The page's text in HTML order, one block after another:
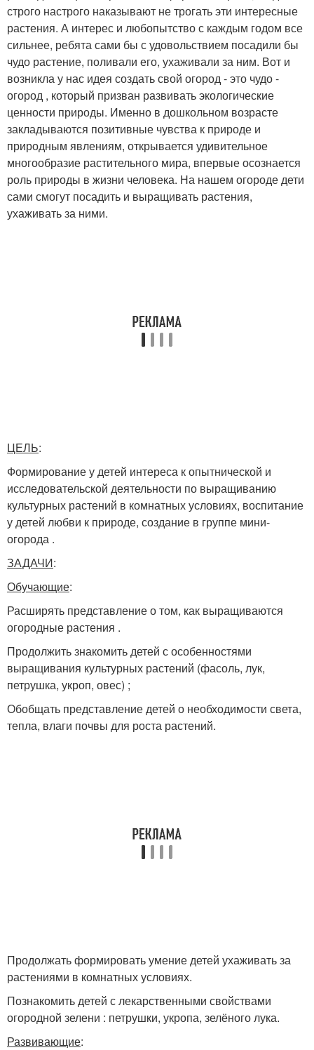
строго настрого наказывают не трогать эти интересные
растения. А интерес и любопытство с каждым годом все
сильнее, ребята сами бы с удовольствием посадили бы
чудо растение, поливали его, ухаживали за ним. Вот и
возникла у нас идея создать свой огород - это чудо -
огород , который призван развивать экологические
ценности природы. Именно в дошкольном возрасте
закладываются позитивные чувства к природе и
природным явлениям, открывается удивительное
многообразие растительного мира, впервые осознается
роль природы в жизни человека. На нашем огороде дети
сами смогут посадить и выращивать растения,
ухаживать за ними.
ЦЕЛЬ:
Формирование у детей интереса к опытнической и
исследовательской деятельности по выращиванию
культурных растений в комнатных условиях, воспитание
у детей любви к природе, создание в группе мини-
огорода .
ЗАДАЧИ:
Обучающие:
Расширять представление о том, как выращиваются
огородные растения .
Продолжить знакомить детей с особенностями
выращивания культурных растений (фасоль, лук,
петрушка, укроп, овес) ;
Обобщать представление детей о необходимости света,
тепла, влаги почвы для роста растений.
Продолжать формировать умение детей ухаживать за
растениями в комнатных условиях.
Познакомить детей с лекарственными свойствами
огородной зелени : петрушки, укропа, зелёного лука.
Развивающие: